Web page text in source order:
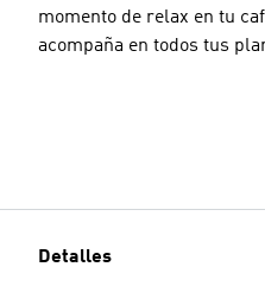
momento de relax en tu
acompaña en todos tus
Detalles